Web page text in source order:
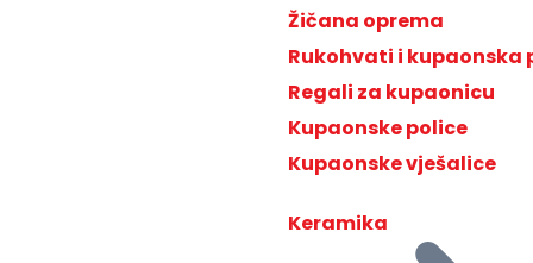
Žičana oprema
Rukohvati i kupaonska
Regali za kupaonicu
Kupaonske police
Kupaonske vješalice
Keramika